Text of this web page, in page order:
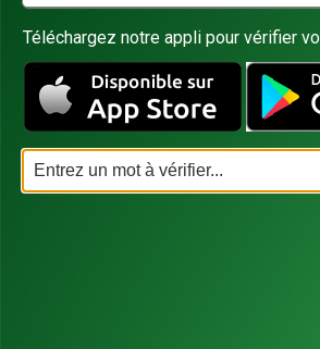
Téléchargez notre appli pour vérifier